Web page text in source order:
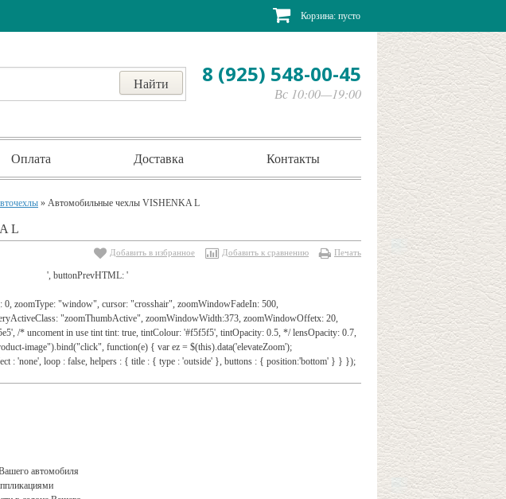
Корзина: пусто
8 (925) 548-00-45
Вс 10:00—19:00
Оплата Доставка Контакты
» Автомобильные чехлы VISHENKA L
L
Добавить в избранное Добавить к сравнению Печать
', buttonPrevHTML: '
zoomType: "window", cursor: "crosshair", zoomWindowFadeIn: 500,
"zoomThumbActive", zoomWindowWidth:373, zoomWindowOffetx: 20,
/* uncoment in use tint tint: true, tintColour: '#f5f5f5', tintOpacity: 0.5, */ lensOpacity: 0.7,
image").bind("click", function(e) { var ez = $(this).data('elevateZoom');
: 'none', loop : false, helpers : { title : { type : 'outside' }, buttons : { position:'bottom' } } });
автомобиля